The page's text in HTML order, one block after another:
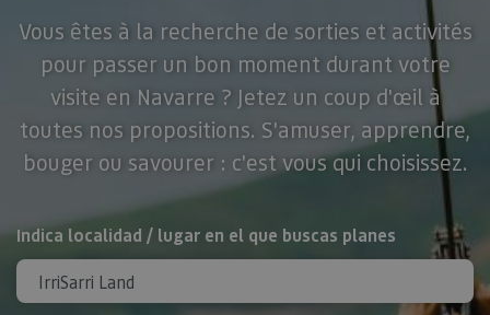
Vous êtes à la recherche de sorties et activités
pour passer un bon moment durant votre
visite en Navarre ? Jetez un coup d'œil à
toutes nos propositions. S'amuser, apprendre,
bouger ou savourer : c'est vous qui choisissez.
Rechercher
Indica localidad / lugar en el que buscas planes